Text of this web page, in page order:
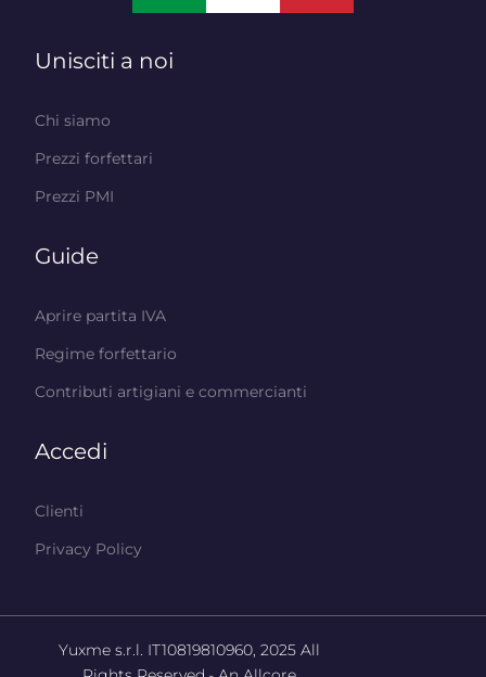
Unisciti a noi
Chi siamo
Prezzi forfettari
Prezzi PMI
Guide
Aprire partita IVA
Regime forfettario
Contributi artigiani e commercianti
Accedi
Clienti
Privacy Policy
Yuxme s.r.l. IT10819810960, 2025All